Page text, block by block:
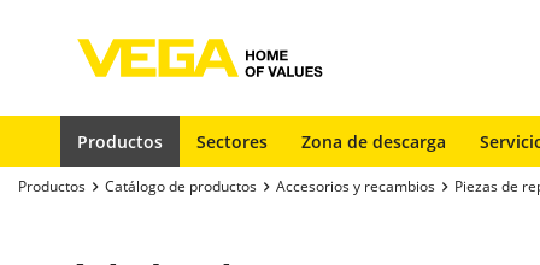
Productos Sectores Zona de descarga
Productos Catálogo de productos Accesorios y recambios Piezas de